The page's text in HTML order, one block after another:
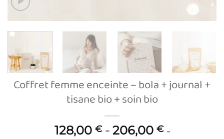
Coffret femme enceinte – bola + journal +
tisane bio + soin bio
128,00 €- 206,00 € -